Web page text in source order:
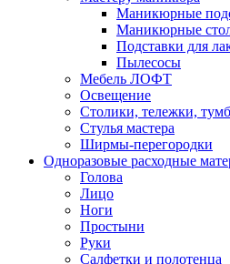
Маникюрные
Маникюрные
Подставки для
Пылесосы
Мебель ЛОФТ
Освещение
Столики, тележки,
Стулья мастера
Ширмы-перегородки
Одноразовые расходные
Голова
Лицо
Ноги
Простыни
Руки
Салфетки и полотенца